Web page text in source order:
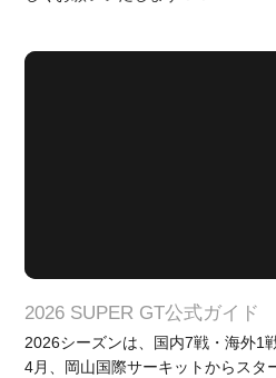
2026 SUPER GT公式ガイド
2026シーズンは、国内7戦・海外1
4月、岡山国際サーキットからスタ